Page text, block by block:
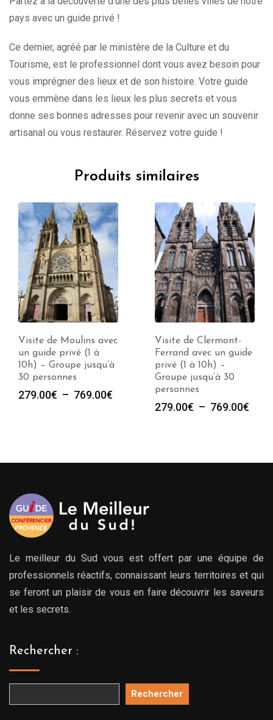
pays avec un guide privé !
Ce dernier, agréé par le ministère de la Culture et du
Tourisme, est le professionnel dont vous avez besoin pour
vous imprégner des lieux et de son histoire. Votre guide
vous emmène dans les lieux les plus secrets et vous
donne ses bonnes adresses pour revenir avec un souvenir
artisanal ou vous restaurer. Réservez votre guide !
Produits similaires
Visite de Moulins avec
un guide privé (1 à
10h) – Groupe jusqu’à
30 personnes
279.00€ – 769.00€
769.00€
Visite de Clermont-
Ferrand avec un guide
privé (1 à 10h) –
Groupe jusqu’à 30
personnes
279.00€ – 769.00€
à
Le meilleur du Sud vous est offert par une équipe de
professionnels réactifs, connaissant leurs territoires et qui
se feront un plaisir de vous en faire découvrir les saveurs
et les secrets.
Rechercher :
Rechercher